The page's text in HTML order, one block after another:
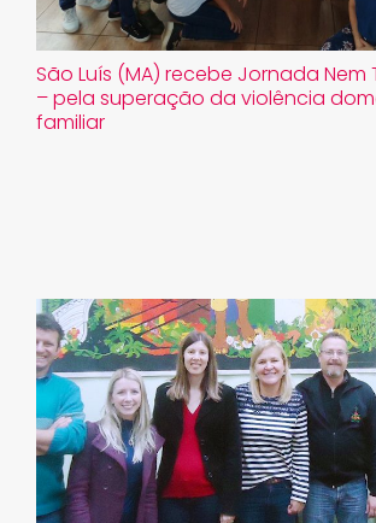
São Luís (MA) recebe Jornada Nem
– pela superação da violência
familiar